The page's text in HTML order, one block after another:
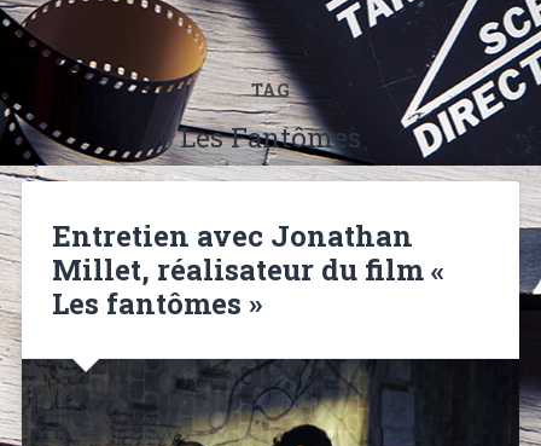
TAG
Les Fantômes
Entretien avec Jonathan
Millet, réalisateur du film «
Les fantômes »